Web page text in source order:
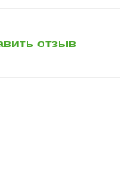
отзыв